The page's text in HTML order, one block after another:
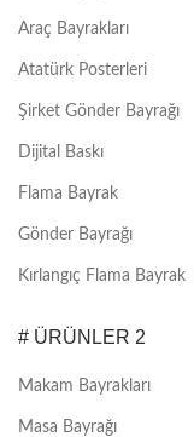
Araç Bayrakları
Atatürk Posterleri
Şirket Gönder Bayrağı
Dijital Baskı
Flama Bayrak
Gönder Bayrağı
Kırlangıç Flama Bayrak
# ÜRÜNLER 2
Makam Bayrakları
Masa Bayrağı